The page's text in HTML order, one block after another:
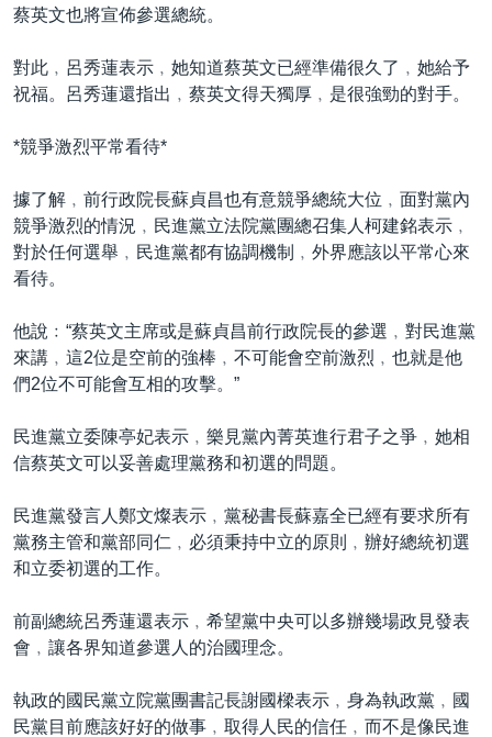
YOUTUBE頻道
港人港心
建國史話
其他語言網站
蔡英文也將宣佈參選總統。
對此﹐呂秀蓮表示﹐她知道蔡英文已經準備很久了﹐她給予
祝福。呂秀蓮還指出﹐蔡英文得天獨厚﹐是很強勁的對手。
*競爭激烈平常看待*
據了解﹐前行政院長蘇貞昌也有意競爭總統大位﹐面對黨內
競爭激烈的情況﹐民進黨立法院黨團總召集人柯建銘表示﹐
對於任何選舉﹐民進黨都有協調機制﹐外界應該以平常心來
看待。
他說﹕“蔡英文主席或是蘇貞昌前行政院長的參選﹐對民進黨
來講﹐這2位是空前的強棒﹐不可能會空前激烈﹐也就是他
們2位不可能會互相的攻擊。”
民進黨立委陳亭妃表示﹐樂見黨內菁英進行君子之爭﹐她相
信蔡英文可以妥善處理黨務和初選的問題。
民進黨發言人鄭文燦表示﹐黨秘書長蘇嘉全已經有要求所有
黨務主管和黨部同仁﹐必須秉持中立的原則﹐辦好總統初選
和立委初選的工作。
前副總統呂秀蓮還表示﹐希望黨中央可以多辦幾場政見發表
會﹐讓各界知道參選人的治國理念。
執政的國民黨立院黨團書記長謝國樑表示﹐身為執政黨﹐國
民黨目前應該好好的做事﹐取得人民的信任﹐而不是像民進